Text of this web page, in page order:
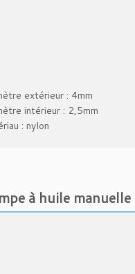
extérieur : 4mm
intérieur : 2,5mm
: nylon
à huile manuelle